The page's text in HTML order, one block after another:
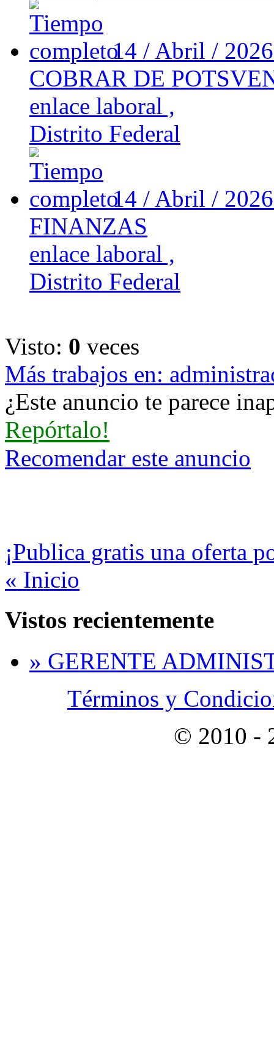
14 / Abril /
COBRAR DE
enlace laboral ,
Distrito Federal
14 / Abril /
FINANZAS
enlace laboral ,
Distrito Federal
Visto: 0 veces
Más trabajos en:
¿Este anuncio te parece
Repórtalo!
Recomendar este anuncio
¡Publica gratis una oferta
« Inicio
Vistos recientemente
» GERENTE
Términos y
© 2010 -